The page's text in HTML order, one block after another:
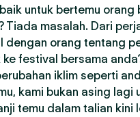
untuk bertemu orang
Tiada masalah. Dari
dengan orang tentang
festival bersama
iklim seperti
kami bukan asing lagi
temu dalam talian kini